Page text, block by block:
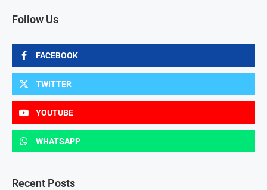
Follow Us
FACEBOOK
TWITTER
YOUTUBE
WHATSAPP
Recent Posts